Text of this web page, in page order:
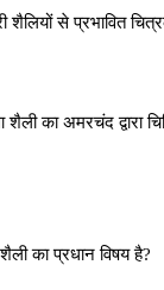
से प्रभावित
का अमरचंद द्वारा
का प्रधान विषय है?